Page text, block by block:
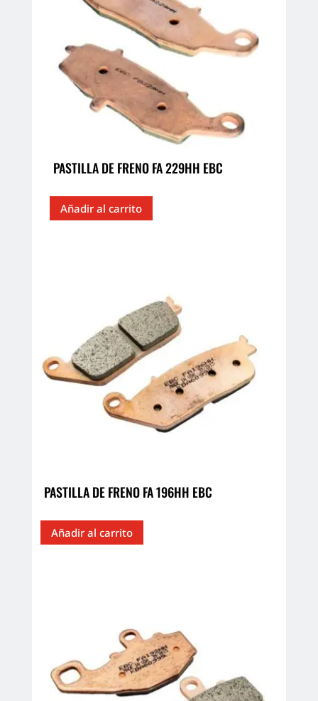
PASTILLA DE FRENO FA 229HH EBC
Añadir al carrito
PASTILLA DE FRENO FA 196HH EBC
Añadir al carrito